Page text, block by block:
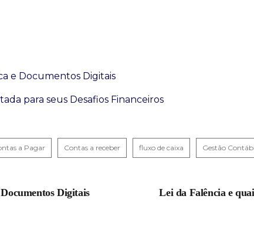
e Documentos Digitais
para seus Desafios Financeiros
a Pagar Contas a receber fluxo de caixa Gestão
Digitais
Lei da Falência e